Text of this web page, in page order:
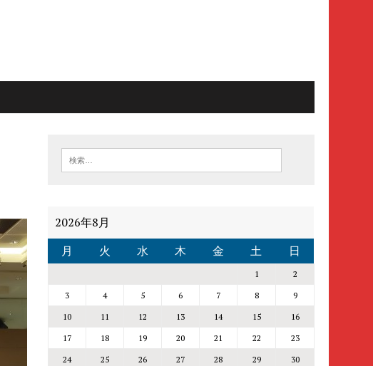
2026年8月
月
火 水 木 金 土 日
1
2
3
4 5 6 7 8
9
10
11 12 13 14 15
16
17
18 19 20 21 22
23
24
25 26 27 28 29
30